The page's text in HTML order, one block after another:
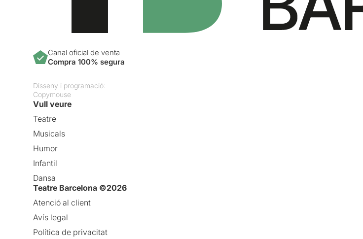
Canal oficial de venta
Compra 100% segura
Disseny i programació:
Copymouse
Vull veure
Teatre
Musicals
Humor
Infantil
Dansa
Teatre Barcelona ©2026
Atenció al client
Avís legal
Política de privacitat